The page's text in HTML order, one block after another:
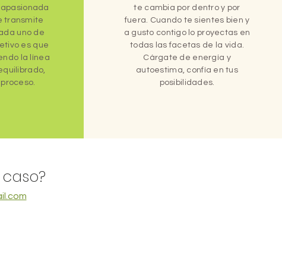
transmite
uno de
es que
la línea
te cambia por dentro y por
fuera. Cuando te sientes bien y
a gusto contigo lo proyectas en
todas las facetas de la vida.
Cárgate de energía y
autoestima, confía en tus
posibilidades.